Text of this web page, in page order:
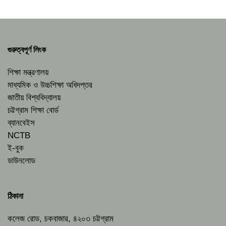
গুরুত্বপূর্ণ লিংক
শিক্ষা মন্ত্রণালয়
মাধ্যমিক ও উচ্চশিক্ষা অধিদপ্তর
জাতীয় বিশ্ববিদ্যালয়
চট্টগ্রাম শিক্ষা বোর্ড
ব্যানবেইস
NCTB
ই-বুক
ডাউনলোড
ঠিকানা
কলেজ রোড, চকবাজার, ৪২০৩ চট্টগ্রাম